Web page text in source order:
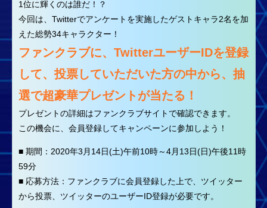
1位に輝くのは誰だ！？
今回は、Twitterでアンケートを実施したゲストキャラ2名を加
えた総勢34キャラクター！
ファンクラブに、TwitterユーザーIDを登録
して、投票していただいた方の中から、抽
選で超豪華プレゼントが当たる！
プレゼントの詳細はファンクラブサイトで確認できます。
この機会に、会員登録してキャンペーンに参加しよう！
■ 期間：2020年3月14日(土)午前10時～4月13日(日)午後11時
59分
■ 応募方法：ファンクラブに会員登録した上で、ツイッター
から投票、ツイッターのユーザーID登録が必要です。